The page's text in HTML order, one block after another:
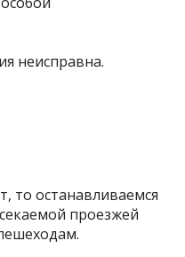
неисправна.
то останавливаемся
проезжей